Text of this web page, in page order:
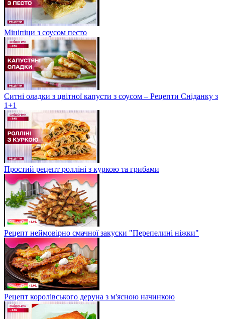
Мініпіци з соусом песто
Ситні оладки з цвітної капусти з соусом – Рецепти Сніданку з
1+1
Простий рецепт ролліні з куркою та грибами
Рецепт неймовірно смачної закуски "Перепелині ніжки"
Рецепт королівського деруна з м'ясною начинкою